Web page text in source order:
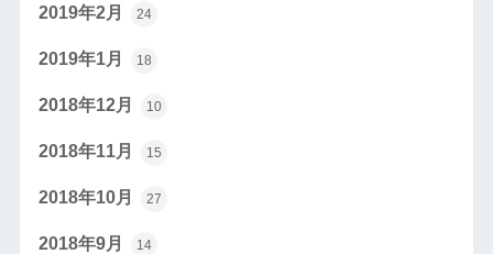
2019年2月 24
2019年1月 18
2018年12月 10
2018年11月 15
2018年10月 27
2018年9月 14